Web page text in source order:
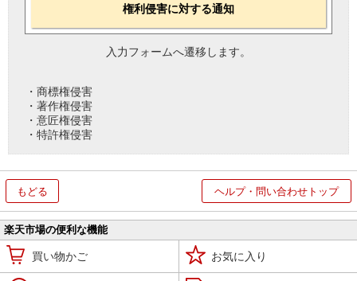
権利侵害に対する通知
入力フォームへ遷移します。
・商標権侵害
・著作権侵害
・意匠権侵害
・特許権侵害
もどる ヘルプ・問い合わせトップ
楽天市場の便利な機能
買い物かご お気に入り